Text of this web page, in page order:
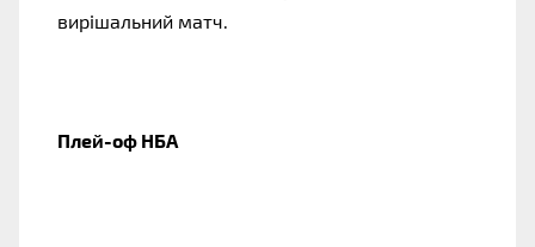
вирішальний матч.
Плей-оф НБА